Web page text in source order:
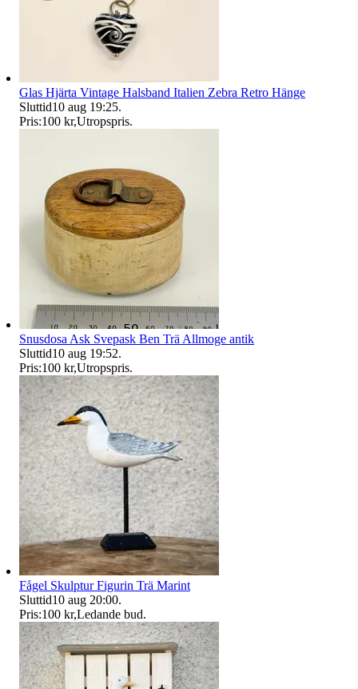
Glas Hjärta Vintage Halsband Italien Zebra Retro Hänge
Sluttid10 aug 19:25.
Pris:100 kr,Utropspris.
Snusdosa Ask Svepask Ben Trä Allmoge antik
Sluttid10 aug 19:52.
Pris:100 kr,Utropspris.
Fågel Skulptur Figurin Trä Marint
Sluttid10 aug 20:00.
Pris:100 kr,Ledande bud.